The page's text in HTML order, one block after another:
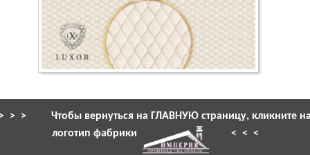
> > Чтобы вернуться на ГЛАВНУЮ страницу, кликните
логотип фабрики
< < <